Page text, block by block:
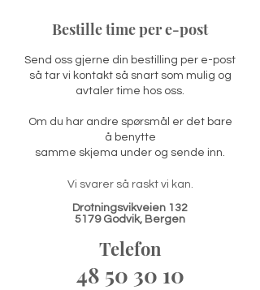
Bestille time per e-post
Send oss gjerne din bestilling per e-post
så tar vi kontakt så snart som mulig og
avtaler time hos oss.
Om du har andre spørsmål er det bare
å benytte
samme skjema under og sende inn.
Vi svarer så raskt vi kan.
Drotningsvikveien 132
5179 Godvik, Bergen
Telefon
48 50 30 10